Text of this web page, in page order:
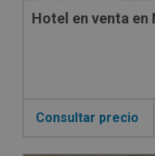
Hotel en venta en
Consultar precio